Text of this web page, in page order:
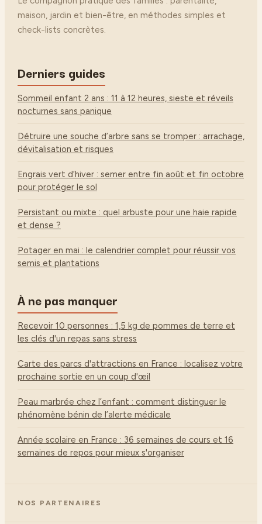
maison, jardin et bien-être, en méthodes simples et
check-lists concrètes.
Derniers guides
Sommeil enfant 2 ans : 11 à 12 heures, sieste et réveils
nocturnes sans panique
Détruire une souche d’arbre sans se tromper : arrachage,
dévitalisation et risques
Engrais vert d’hiver : semer entre fin août et fin octobre
pour protéger le sol
Persistant ou mixte : quel arbuste pour une haie rapide
et dense ?
Potager en mai : le calendrier complet pour réussir vos
semis et plantations
À ne pas manquer
Recevoir 10 personnes : 1,5 kg de pommes de terre et
les clés d'un repas sans stress
Carte des parcs d'attractions en France : localisez votre
prochaine sortie en un coup d'œil
Peau marbrée chez l’enfant : comment distinguer le
phénomène bénin de l’alerte médicale
Année scolaire en France : 36 semaines de cours et 16
semaines de repos pour mieux s'organiser
NOS PARTENAIRES